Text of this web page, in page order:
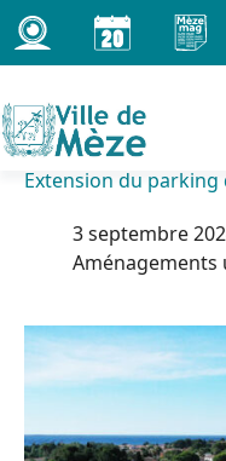
Passer
au
contenu
Extension du parking
3 septembre
Aménagements